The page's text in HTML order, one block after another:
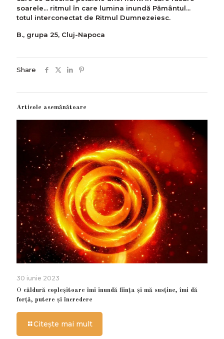
soarele... ritmul în care lumina inundă Pământul...
totul interconectat de Ritmul Dumnezeiesc.
B., grupa 25, Cluj-Napoca
Share
Articole asemănătoare
30 iunie 2023
O căldură copleșitoare îmi inundă ființa și mă susține, îmi dă
forță, putere și încredere
Citește mai mult